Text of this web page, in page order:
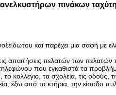
πινάκων
και παρέχει μια σαφή με
απαιτήσεις πελατών των
που εγκαθιστά τα
κολλέγιο, τα σχολεία, τις οδούς,
έξω από τα κτήρια, την είσοδο